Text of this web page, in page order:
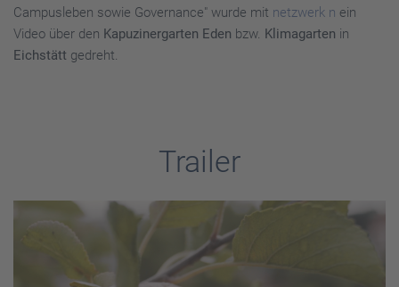
Campusleben sowie Governance" wurde mit netzwerk n ein
Video über den Kapuzinergarten Eden bzw. Klimagarten in
Eichstätt gedreht.
Trailer